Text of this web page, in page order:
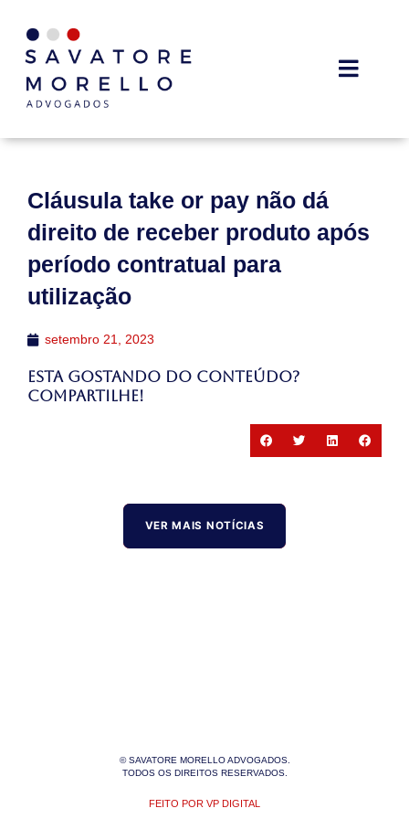
Cláusula take or pay não dá
direito de receber produto após
período contratual para
utilização
setembro 21, 2023
Esta gostando do conteúdo?
Compartilhe!
VER MAIS NOTÍCIAS
© SAVATORE MORELLO ADVOGADOS.
TODOS OS DIREITOS RESERVADOS.
FEITO POR VP DIGITAL